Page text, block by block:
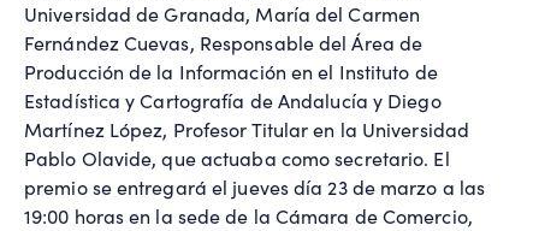
Universidad de Granada, María del Carmen
Fernández Cuevas, Responsable del Área de
Producción de la Información en el Instituto de
Estadística y Cartografía de Andalucía y Diego
Martínez López, Profesor Titular en la Universidad
Pablo Olavide, que actuaba como secretario. El
premio se entregará el jueves día 23 de marzo a las
19:00 horas en la sede de la Cámara de Comercio,